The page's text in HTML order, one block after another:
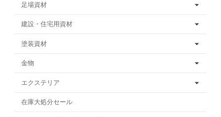
足場資材
建設・住宅用資材
塗装資材
金物
エクステリア
在庫大処分セール